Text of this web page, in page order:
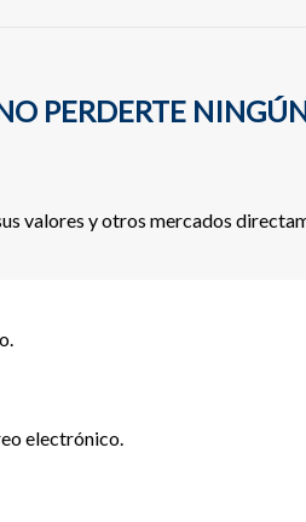
PERDERTE
valores y otros mercados
electrónico.